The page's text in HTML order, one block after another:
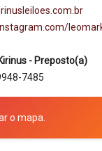
- Preposto(a)
7485
o mapa.